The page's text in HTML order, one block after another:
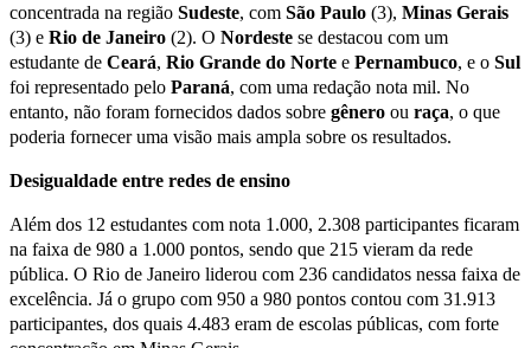
concentrada na região Sudeste, com São Paulo (3), Minas Gerais
(3) e Rio de Janeiro (2). O Nordeste se destacou com um
estudante de Ceará, Rio Grande do Norte e Pernambuco, e o Sul
foi representado pelo Paraná, com uma redação nota mil. No
entanto, não foram fornecidos dados sobre gênero ou raça, o que
poderia fornecer uma visão mais ampla sobre os resultados.
Desigualdade entre redes de ensino
Além dos 12 estudantes com nota 1.000, 2.308 participantes ficaram
na faixa de 980 a 1.000 pontos, sendo que 215 vieram da rede
pública. O Rio de Janeiro liderou com 236 candidatos nessa faixa de
excelência. Já o grupo com 950 a 980 pontos contou com 31.913
participantes, dos quais 4.483 eram de escolas públicas, com forte